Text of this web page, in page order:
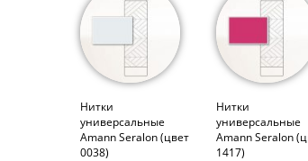
Нитки
универсальные
Amann Seralon (цвет
0038)
Нитки
универсальные
Amann Seralon
1417)